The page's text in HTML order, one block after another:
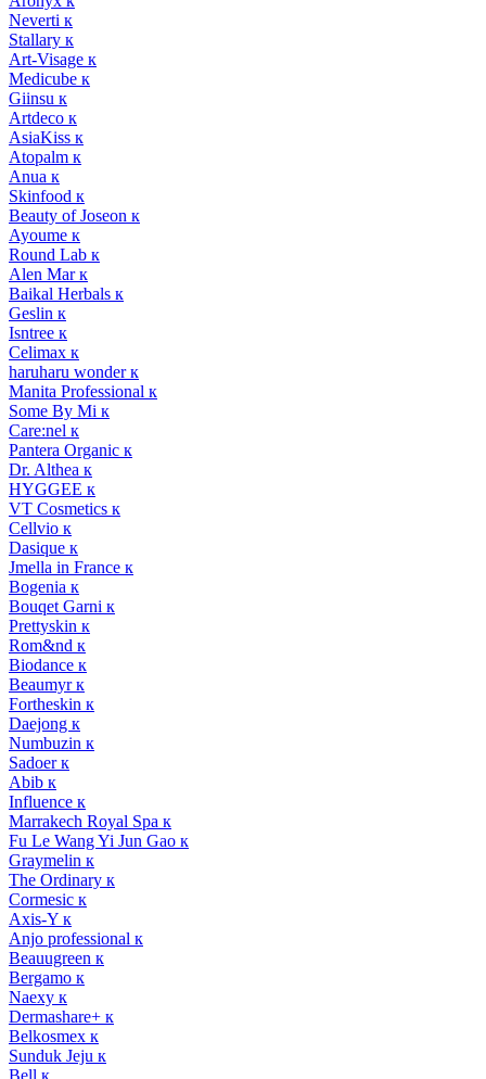
Neverti к
Stallary к
Art-Visage к
Medicube к
Giinsu к
Artdeco к
AsiaKiss к
Atopalm к
Anua к
Skinfood к
Beauty of Joseon к
Ayoume к
Round Lab к
Alen Mar к
Baikal Herbals к
Geslin к
Isntree к
Celimax к
haruharu wonder к
Manita Professional к
Some By Mi к
Care:nel к
Pantera Organic к
Dr. Althea к
HYGGEE к
VT Cosmetics к
Cellvio к
Dasique к
Jmella in France к
Bogenia к
Bouqet Garni к
Prettyskin к
Rom&nd к
Biodance к
Beaumyr к
Fortheskin к
Daejong к
Numbuzin к
Sadoer к
Abib к
Influence к
Marrakech Royal Spa к
Fu Le Wang Yi Jun Gao к
Graymelin к
The Ordinary к
Cormesic к
Axis-Y к
Anjo professional к
Beauugreen к
Bergamo к
Naexy к
Dermashare+ к
Belkosmex к
Sunduk Jeju к